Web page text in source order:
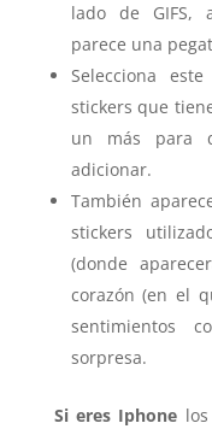
lado de GIFS,
parece una
Selecciona
stickers que
un más para
adicionar.
También
stickers
(donde
corazón (en el
sentimientos
sorpresa.
Si eres Iphone